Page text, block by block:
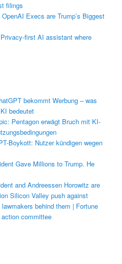
filings
Execs are Trump’s Biggest
first AI assistant where
bekommt Werbung – was
bedeutet
Pentagon erwägt Bruch mit KI-
Boykott: Nutzer kündigen wegen
Gave Millions to Trump. He
and Andreessen Horowitz are
Silicon Valley push against
behind them | Fortune
committee